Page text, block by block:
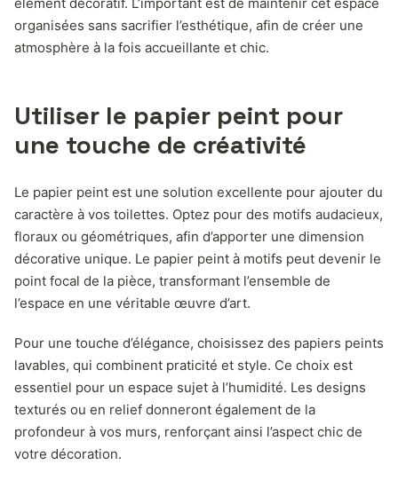
organisées sans sacrifier l’esthétique, afin de créer une
atmosphère à la fois accueillante et chic.
Utiliser le papier peint pour
une touche de créativité
Le papier peint est une solution excellente pour ajouter du
caractère à vos toilettes. Optez pour des motifs audacieux,
floraux ou géométriques, afin d’apporter une dimension
décorative unique. Le papier peint à motifs peut devenir le
point focal de la pièce, transformant l’ensemble de
l’espace en une véritable œuvre d’art.
Pour une touche d’élégance, choisissez des papiers peints
lavables, qui combinent praticité et style. Ce choix est
essentiel pour un espace sujet à l’humidité. Les designs
texturés ou en relief donneront également de la
profondeur à vos murs, renforçant ainsi l’aspect chic de
votre décoration.